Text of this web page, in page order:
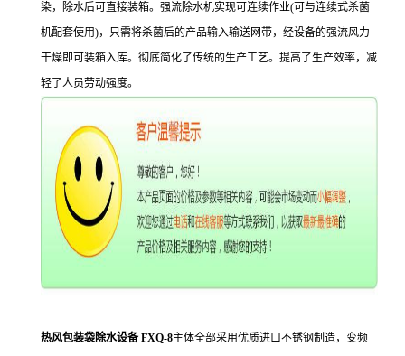
染，除水后可直接装箱。强流除水机实现可连续作业(可与连续式杀菌
机配套使用)，只需将杀菌后的产品输入输送网带，经设备的强流风力
干燥即可装箱入库。彻底简化了传统的生产工艺。提高了生产效率，减
轻了人员劳动强度。
热风包装袋除水设备 FXQ-8主体全部采用优质进口不锈钢制造，变频